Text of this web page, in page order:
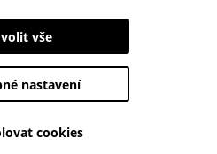
toho, že používáte jejich
data z dalších úložišť, IP
s prohlížením webu. Svůj souhlas
vše
nastavení
cookies